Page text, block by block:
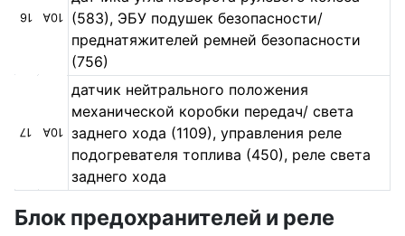
16 10А
(583), ЭБУ подушек безопасности/
преднатяжителей ремней безопасности
(756)
17 10А
датчик нейтрального положения
механической коробки передач/ света
заднего хода (1109), управления реле
подогревателя топлива (450), реле света
заднего хода
Блок предохранителей и реле